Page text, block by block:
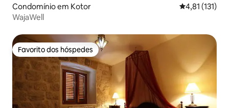
Condomínio em Kotor Classificação
4,81 (131)
WajaWell
Favorito dos hóspedes
Favorito dos hóspedes